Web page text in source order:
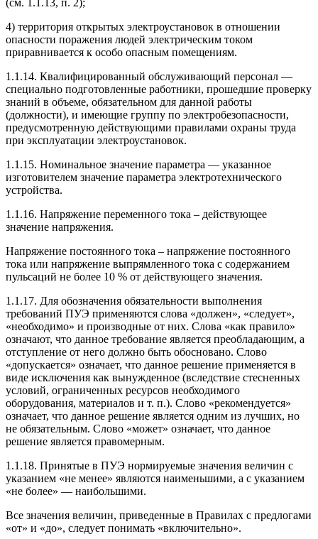
(см. 1.1.13, п. 2);
4) территория открытых электроустановок в отношении
опасности поражения людей электрическим током
приравнивается к особо опасным помещениям.
1.1.14. Квалифицированный обслуживающий персонал —
специально подготовленные работники, прошедшие проверку
знаний в объеме, обязательном для данной работы
(должности), и имеющие группу по электробезопасности,
предусмотренную действующими правилами охраны труда
при эксплуатации электроустановок.
1.1.15. Номинальное значение параметра — указанное
изготовителем значение параметра электротехнического
устройства.
1.1.16. Напряжение переменного тока – действующее
значение напряжения.
Напряжение постоянного тока – напряжение постоянного
тока или напряжение выпрямленного тока с содержанием
пульсаций не более 10 % от действующего значения.
1.1.17. Для обозначения обязательности выполнения
требований ПУЭ применяются слова «должен», «следует»,
«необходимо» и производные от них. Слова «как правило»
означают, что данное требование является преобладающим, а
отступление от него должно быть обосновано. Слово
«допускается» означает, что данное решение применяется в
виде исключения как вынужденное (вследствие стесненных
условий, ограниченных ресурсов необходимого
оборудования, материалов и т. п.). Слово «рекомендуется»
означает, что данное решение является одним из лучших, но
не обязательным. Слово «может» означает, что данное
решение является правомерным.
1.1.18. Принятые в ПУЭ нормируемые значения величин с
указанием «не менее» являются наименьшими, а с указанием
«не более» — наибольшими.
Все значения величин, приведенные в Правилах с предлогами
«от» и «до», следует понимать «включительно».